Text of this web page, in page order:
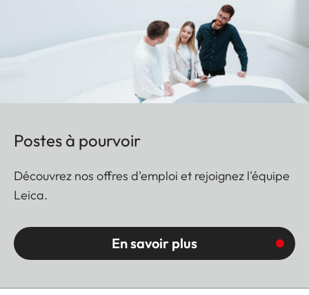
Postes à pourvoir
Découvrez nos offres d'emploi et rejoignez l'équipe
Leica.
En savoir plus